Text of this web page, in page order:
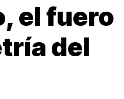
el fuero
del